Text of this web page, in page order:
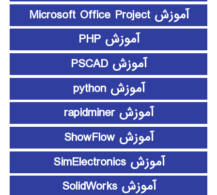
آموزش Microsoft Office Project
آموزش PHP
آموزش PSCAD
آموزش python
آموزش rapidminer
آموزش ShowFlow
آموزش SimElectronics
آموزش SolidWorks